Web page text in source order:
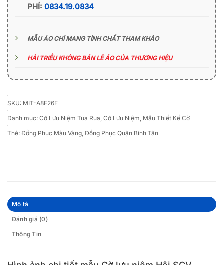
PHÍ: 0834.19.0834
MẪU ÁO CHỈ MANG TÍNH CHẤT THAM KHẢO
HẢI TRIỀU KHÔNG BÁN LẺ ÁO CỦA THƯƠNG HIỆU
SKU: MIT-A8F26E
Danh mục: Cờ Lưu Niệm Tua Rua Cờ Lưu Niệm Mẫu Thiết Kế Cờ
Thẻ: Đồng Phục Màu Vàng Đồng Phục Quận Bình Tân
Mô tả
Đánh giá (0)
Thông Tin